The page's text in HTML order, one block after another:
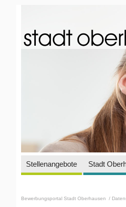
Stellenangebote Stadt
Bewerbungsportal Stadt Oberhausen /